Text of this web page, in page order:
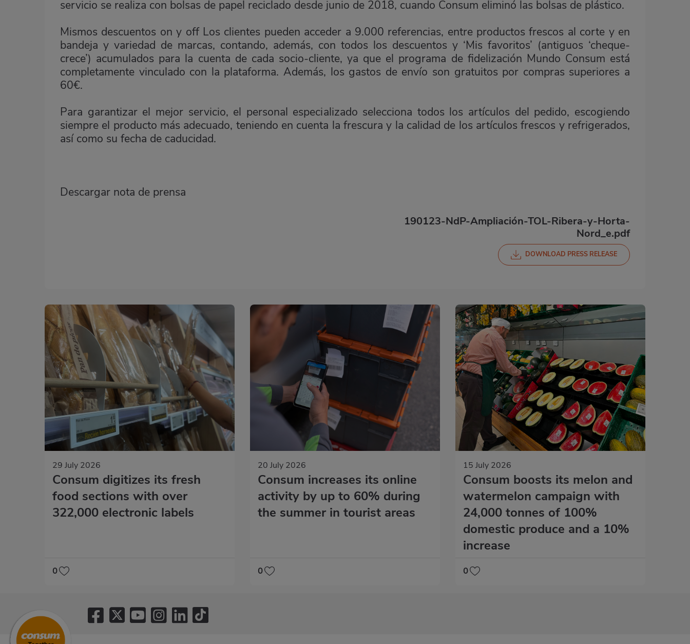
servicio se realiza con bolsas de papel reciclado desde junio de 2018, cuando Consum eliminó las bolsas de plástico.
Mismos descuentos on y off Los clientes pueden acceder a 9.000 referencias, entre productos frescos al corte y en
bandeja y variedad de marcas, contando, además, con todos los descuentos y ‘Mis favoritos’ (antiguos ‘cheque-
crece’) acumulados para la cuenta de cada socio-cliente, ya que el programa de fidelización Mundo Consum está
completamente vinculado con la plataforma. Además, los gastos de envío son gratuitos por compras superiores a
60€.
Para garantizar el mejor servicio, el personal especializado selecciona todos los artículos del pedido, escogiendo
siempre el producto más adecuado, teniendo en cuenta la frescura y la calidad de los artículos frescos y refrigerados,
así como su fecha de caducidad.
Descargar nota de prensa
190123-NdP-Ampliación-TOL-Ribera-y-Horta-
Nord_e.pdf
DOWNLOAD PRESS RELEASE
29 July 2026
Consum digitizes its fresh
food sections with over
322,000 electronic labels
0
20 July 2026
Consum increases its online
activity by up to 60% during
the summer in tourist areas
0
15 July 2026
Consum boosts its melon and
watermelon campaign with
24,000 tonnes of 100%
domestic produce and a 10%
increase
0